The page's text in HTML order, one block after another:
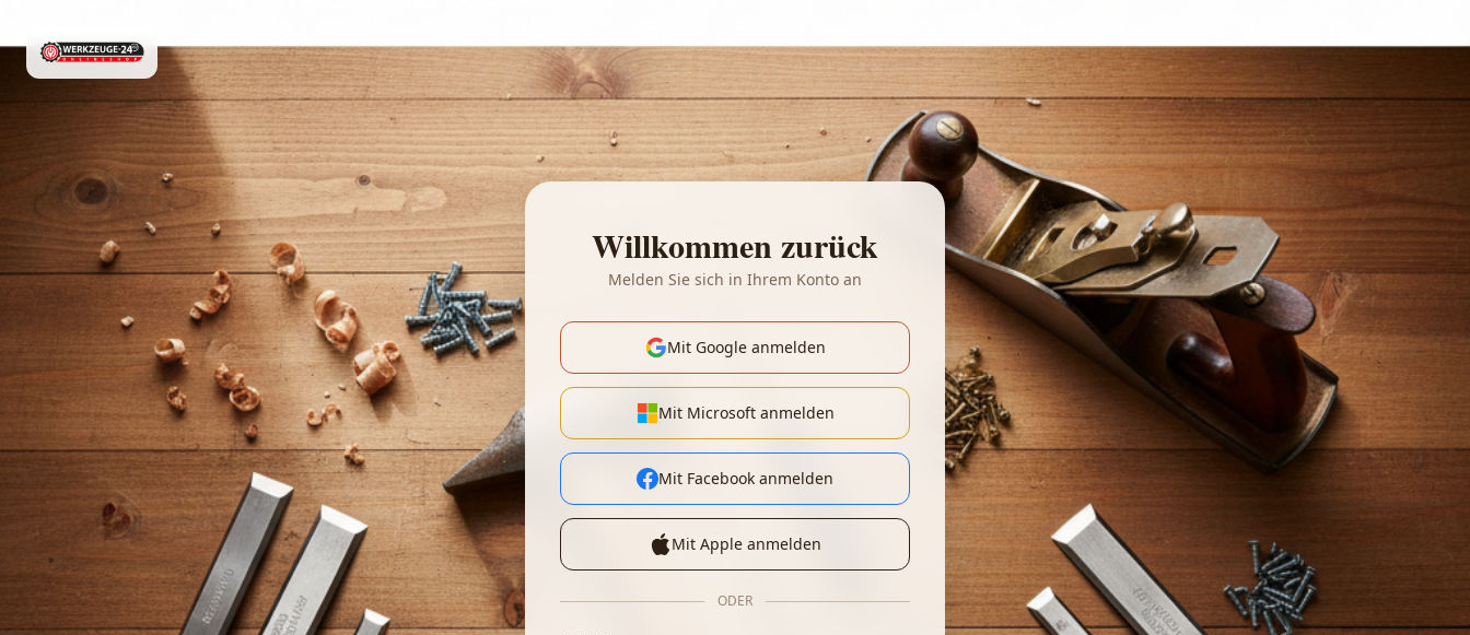
Willkommen zurück
Melden Sie sich in Ihrem Konto an
Mit Google anmelden
Mit Microsoft anmelden
Mit Facebook anmelden
Mit Apple anmelden
ODER